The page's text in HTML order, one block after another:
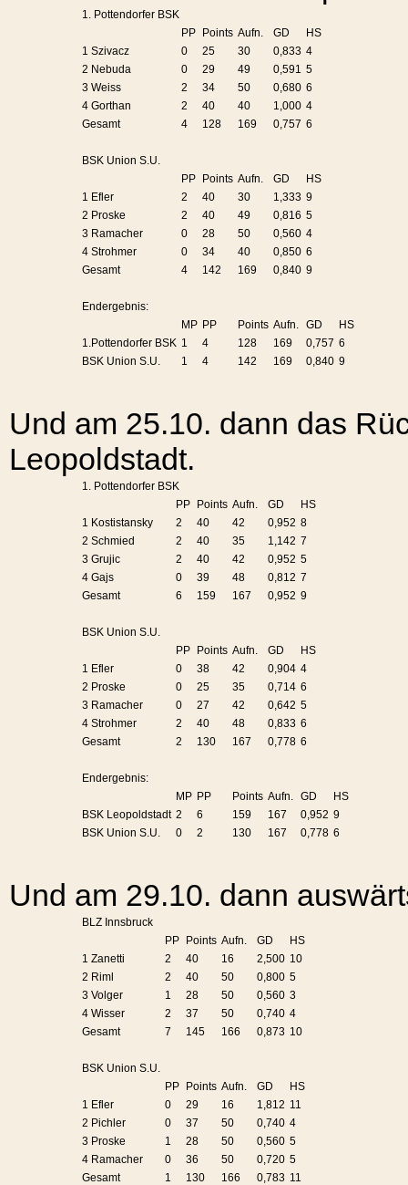
1. Pottendorfer BSK
PP
Points Aufn. GD
HS
1 Szivacz
0 25 30 0,833 4
2 Nebuda
0 29 49 0,591 5
3 Weiss
2 34 50 0,680 6
4 Gorthan
2 40 40 1,000 4
Gesamt
4 128 169 0,757 6
BSK Union S.U.
PP
Points Aufn. GD
HS
1 Efler
2 40 30 1,333 9
2 Proske
2 40 49 0,816 5
3 Ramacher
0 28 50 0,560 4
4 Strohmer
0 34 40 0,850 6
Gesamt
4 142 169 0,840 9
Endergebnis:
MP PP Points Aufn. GD
HS
1.Pottendorfer BSK 1 4 128 169 0,757 6
BSK Union S.U.
1 4 142 169 0,840 9
Und am 25.10. dann das
Leopoldstadt.
1. Pottendorfer BSK
PP
Points Aufn. GD
HS
1 Kostistansky
2 40 42 0,952 8
2 Schmied
2 40 35 1,142 7
3 Grujic
2 40 42 0,952 5
4 Gajs
0 39 48 0,812 7
Gesamt
6 159 167 0,952 9
BSK Union S.U.
PP
Points Aufn. GD
HS
1 Efler
0 38 42 0,904 4
2 Proske
0 25 35 0,714 6
3 Ramacher
0 27 42 0,642 5
4 Strohmer
2 40 48 0,833 6
Gesamt
2 130 167 0,778 6
Endergebnis:
MP PP Points Aufn. GD
HS
BSK Leopoldstadt 2 6 159 167 0,952 9
BSK Union S.U.
0 2 130 167 0,778 6
Und am 29.10. dann
BLZ Innsbruck
PP
Points Aufn. GD
HS
1 Zanetti
2 40 16 2,500 10
2 Riml
2 40 50 0,800 5
3 Volger
1 28 50 0,560 3
4 Wisser
2 37 50 0,740 4
Gesamt
7 145 166 0,873 10
BSK Union S.U.
PP
Points Aufn. GD
HS
1 Efler
0 29 16 1,812 11
2 Pichler
0 37 50 0,740 4
3 Proske
1 28 50 0,560 5
4 Ramacher
0 36 50 0,720 5
Gesamt
1 130 166 0,783 11